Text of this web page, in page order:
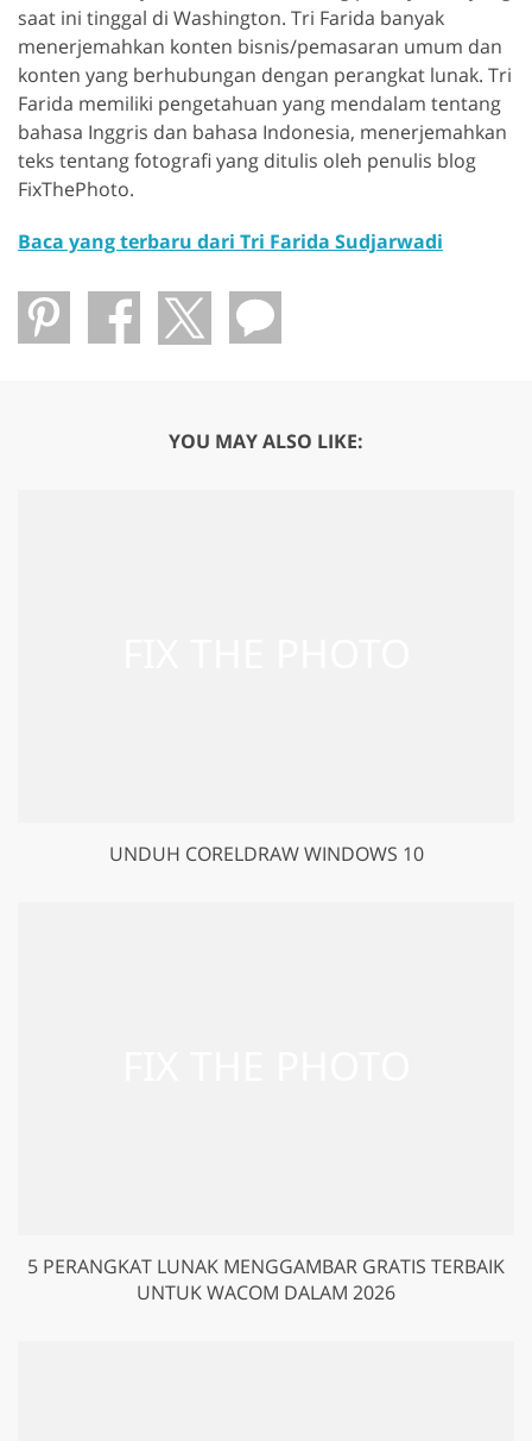
saat ini tinggal di Washington. Tri Farida banyak
menerjemahkan konten bisnis/pemasaran umum dan
konten yang berhubungan dengan perangkat lunak. Tri
Farida memiliki pengetahuan yang mendalam tentang
bahasa Inggris dan bahasa Indonesia, menerjemahkan
teks tentang fotografi yang ditulis oleh penulis blog
FixThePhoto.
Baca yang terbaru dari Tri Farida Sudjarwadi
YOU MAY ALSO LIKE:
UNDUH CORELDRAW WINDOWS 10
5 PERANGKAT LUNAK MENGGAMBAR GRATIS TERBAIK
UNTUK WACOM DALAM 2026